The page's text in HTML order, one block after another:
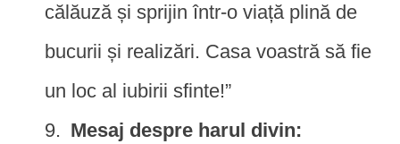
călăuză și sprijin într-o viață plină de
bucurii și realizări. Casa voastră să fie
un loc al iubirii sfinte!”
Mesaj despre harul divin: